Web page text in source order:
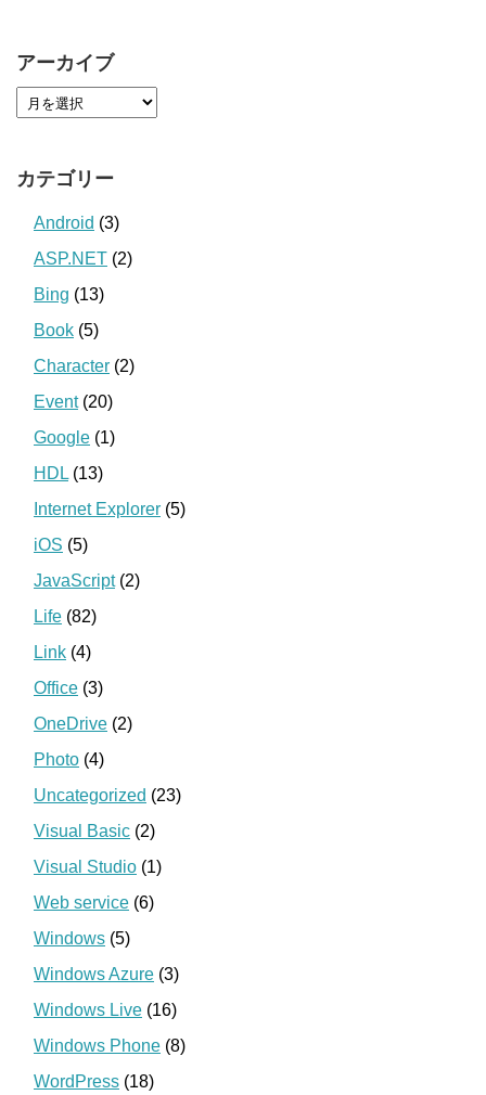
アーカイブ
カテゴリー
Android (3)
ASP.NET (2)
Bing (13)
Book (5)
Character (2)
Event(20)
Google (1)
HDL (13)
Internet Explorer (5)
iOS (5)
JavaScript(2)
Life (82)
Link (4)
Office (3)
OneDrive (2)
Photo (4)
Uncategorized (23)
Visual Basic (2)
Visual Studio (1)
Web service (6)
Windows (5)
Windows Azure (3)
Windows Live (16)
Windows Phone (8)
WordPress (18)